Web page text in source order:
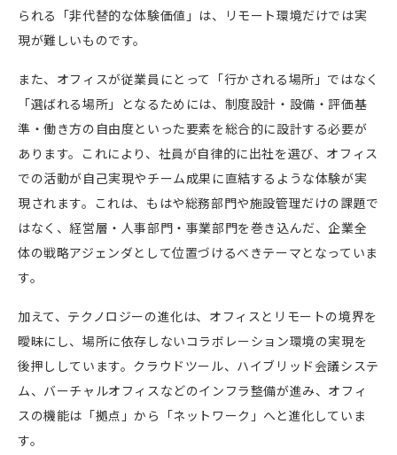
られる「非代替的な体験価値」は、リモート環境だけでは実
現が難しいものです。
また、オフィスが従業員にとって「行かされる場所」ではなく
「選ばれる場所」となるためには、制度設計・設備・評価基
準・働き方の自由度といった要素を総合的に設計する必要が
あります。これにより、社員が自律的に出社を選び、オフィス
での活動が自己実現やチーム成果に直結するような体験が実
現されます。これは、もはや総務部門や施設管理だけの課題で
はなく、経営層・人事部門・事業部門を巻き込んだ、企業全
体の戦略アジェンダとして位置づけるべきテーマとなっていま
す。
加えて、テクノロジーの進化は、オフィスとリモートの境界を
曖昧にし、場所に依存しないコラボレーション環境の実現を
後押ししています。クラウドツール、ハイブリッド会議システ
ム、バーチャルオフィスなどのインフラ整備が進み、オフィ
スの機能は「拠点」から「ネットワーク」へと進化していま
す。